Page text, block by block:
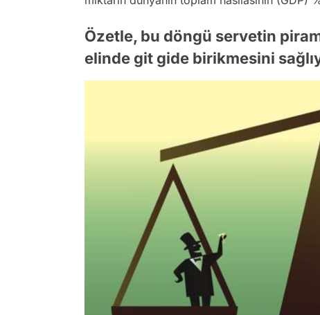
Özetle, bu döngü servetin
elinde git gide birikmesini